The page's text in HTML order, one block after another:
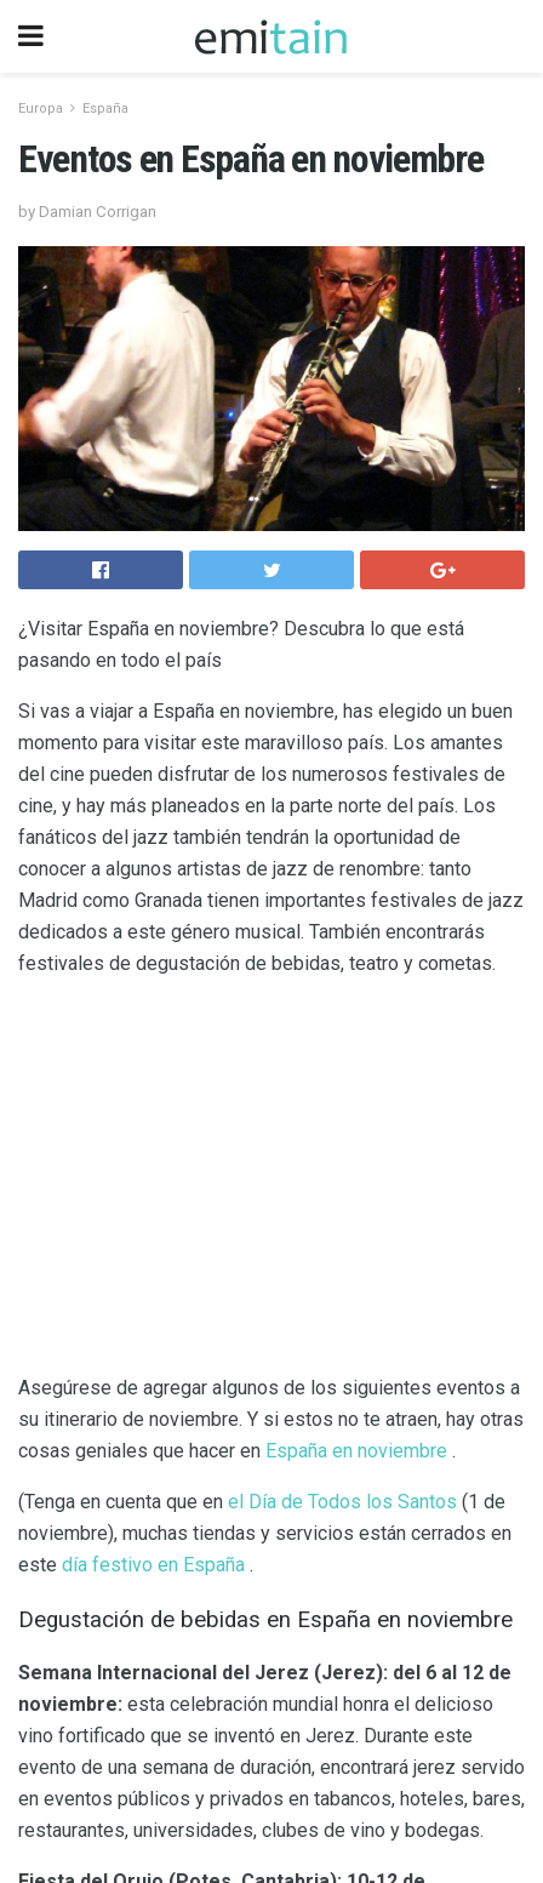
Europa España
Eventos en España en noviembre
by Damian Corrigan
¿Visitar España en noviembre? Descubra lo que está
pasando en todo el país
Si vas a viajar a España en noviembre, has elegido un buen
momento para visitar este maravilloso país. Los amantes
del cine pueden disfrutar de los numerosos festivales de
cine, y hay más planeados en la parte norte del país. Los
fanáticos del jazz también tendrán la oportunidad de
conocer a algunos artistas de jazz de renombre: tanto
Madrid como Granada tienen importantes festivales de jazz
dedicados a este género musical. También encontrarás
festivales de degustación de bebidas, teatro y cometas.
Asegúrese de agregar algunos de los siguientes eventos a
su itinerario de noviembre. Y si estos no te atraen, hay otras
cosas geniales que hacer en España en noviembre .
(Tenga en cuenta que en el Día de Todos los Santos (1 de
noviembre), muchas tiendas y servicios están cerrados en
este día festivo en España .
Degustación de bebidas en España en noviembre
Semana Internacional del Jerez (Jerez): del 6 al 12 de
noviembre: esta celebración mundial honra el delicioso
vino fortificado que se inventó en Jerez. Durante este
evento de una semana de duración, encontrará jerez servido
en eventos públicos y privados en tabancos, hoteles, bares,
restaurantes, universidades, clubes de vino y bodegas.